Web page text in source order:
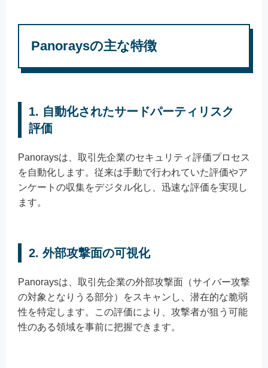
Panoraysの主な特徴
1. 自動化されたサードパーティリスク
評価
Panoraysは、取引先企業のセキュリティ評価プロセス
を自動化します。従来は手動で行われていた評価やア
ンケートの収集をデジタル化し、迅速な評価を実現し
ます。
2. 外部攻撃面の可視化
Panoraysは、取引先企業の外部攻撃面（サイバー攻撃
の対象となりうる部分）をスキャンし、潜在的な脆弱
性を特定します。この評価により、攻撃者が狙う可能
性のある領域を事前に把握できます。